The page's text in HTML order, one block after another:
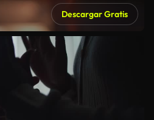
Descargar Gratis